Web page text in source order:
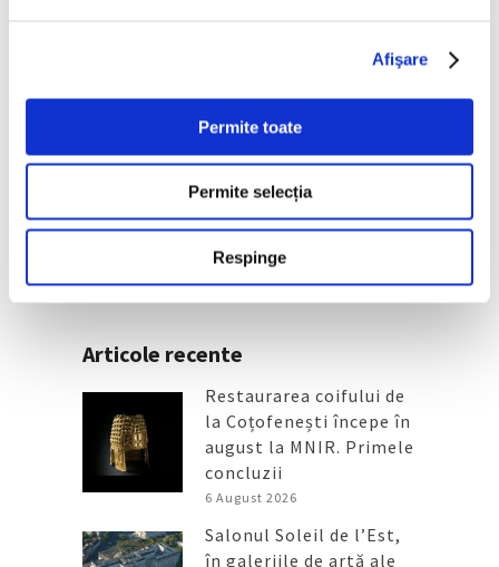
Afişare
Permite toate
Permite selecția
Respinge
Arta grădinilor peisagistice, la
Palatul Versailles
Articole recente
Restaurarea coifului de
la Coțofenești începe în
august la MNIR. Primele
concluzii
6 August 2026
Salonul Soleil de l’Est,
în galeriile de artă ale